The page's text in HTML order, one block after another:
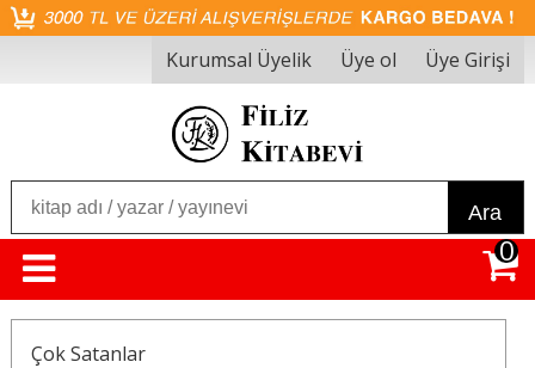
Kurumsal Üyelik Üye ol Üye Girişi
Ara
0
Çok Satanlar